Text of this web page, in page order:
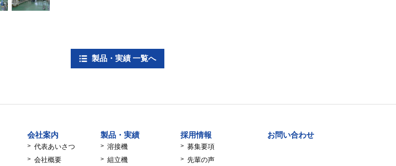
製品・実績 一覧へ
会社案内
代表あいさつ
会社概要
製品・実績
溶接機
組立機
採用情報
募集要項
先輩の声
お問い合わせ